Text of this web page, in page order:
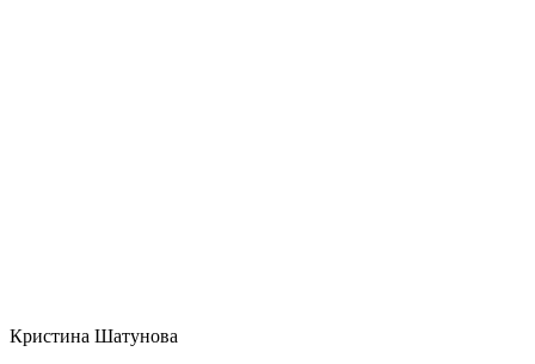
Кристина Шатунова